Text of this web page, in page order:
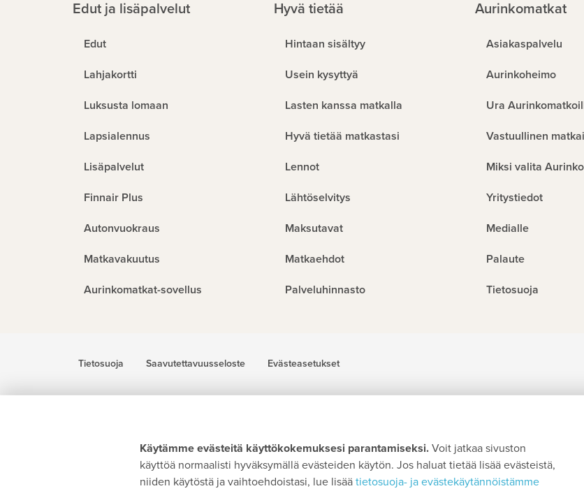
Edut ja lisäpalvelut
Edut
Lahjakortti
Luksusta lomaan
Lapsialennus
Lisäpalvelut
Finnair Plus
Autonvuokraus
Matkavakuutus
Aurinkomatkat-sovellus
Hyvä tietää
Hintaan sisältyy
Usein kysyttyä
Lasten kanssa matkalla
Hyvä tietää matkastasi
Lennot
Lähtöselvitys
Maksutavat
Matkaehdot
Palveluhinnasto
Aurinkomatkat
Asiakaspalvelu
Aurinkoheimo
Ura
Vastuullinen
Miksi valita
Yritystiedot
Medialle
Palaute
Tietosuoja
Tietosuoja Saavutettavuusseloste Evästeasetukset
Käytämme evästeitä käyttökokemuksesi parantamiseksi. Voit jatkaa sivuston
käyttöä normaalisti hyväksymällä evästeiden käytön. Jos haluat tietää lisää evästeistä,
niiden käytöstä ja vaihtoehdoistasi, lue lisää tietosuoja- ja evästekäytännöistämme